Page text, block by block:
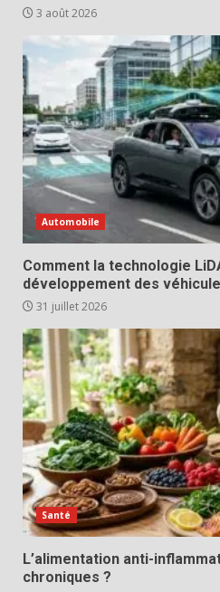
3 août 2026
Automobile
Comment la technologie
développement des
31 juillet 2026
Santé
L’alimentation anti-
chroniques ?